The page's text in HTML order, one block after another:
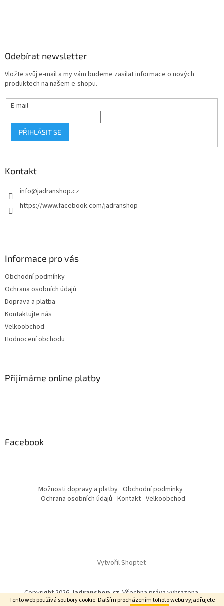
Tento web používá soubory cookie. Dalším procházením tohoto webu vyjadřujete
Odebírat newsletter
Vložte svůj e-mail a my vám budeme zasílat informace o nových
produktech na našem e-shopu.
E-mail
PŘIHLÁSIT SE
Kontakt
info@jadranshop.cz
https://www.facebook.com/jadranshop
Informace pro vás
Obchodní podmínky
Ochrana osobních údajů
Doprava a platba
Kontaktujte nás
Velkoobchod
Hodnocení obchodu
Přijímáme online platby
Facebook
Možnosti dopravy a platby Obchodní podmínky
Ochrana osobních údajů Kontakt Velkoobchod
Vytvořil Shoptet
Copyright 2026Jadranshop.cz. Všechna práva vyhrazena.